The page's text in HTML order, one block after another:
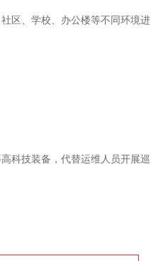
区、学校、办公楼等不同环境进
科技装备，代替运维人员开展巡